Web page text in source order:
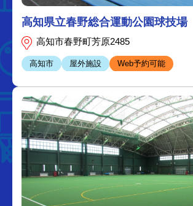
高知県立春野総合運動公園球技場
高知市春野町芳原2485
高知市 屋外施設 Web予約可能